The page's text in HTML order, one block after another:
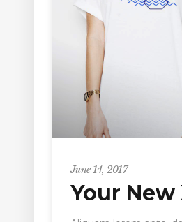
June 14, 2017
Your New